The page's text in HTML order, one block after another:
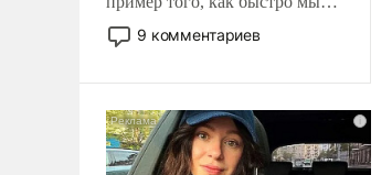
двигаемся по пути
революционных изменений.
псевдонаучной фантастики,
стало всерьез обсуждаемой
идеей.
9 комментариев